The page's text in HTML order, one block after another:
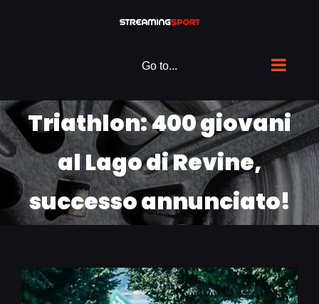
Go to...
Triathlon: 400 giovani
al Lago di Revine,
successo annunciato!